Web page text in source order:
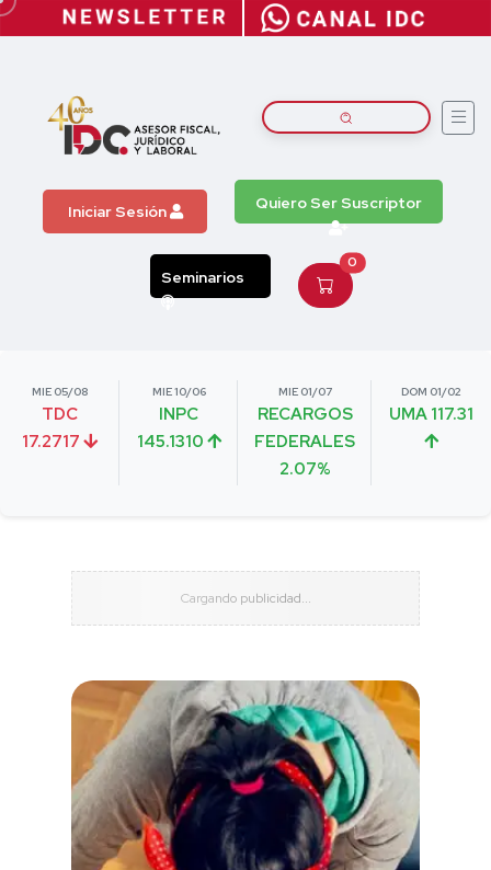
Iniciar Sesión Quiero Ser Suscriptor
Seminarios
0
MIE 05/08
TDC
17.2717
MIE 10/06
INPC
145.1310
MIE 01/07
RECARGOS
FEDERALES
2.07%
DOM 01/02
UMA 117.31